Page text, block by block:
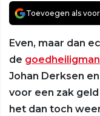
Toevoegen als
Even, maar dan
de goedheiligman
Johan Derksen
voor een zak
het dan toch